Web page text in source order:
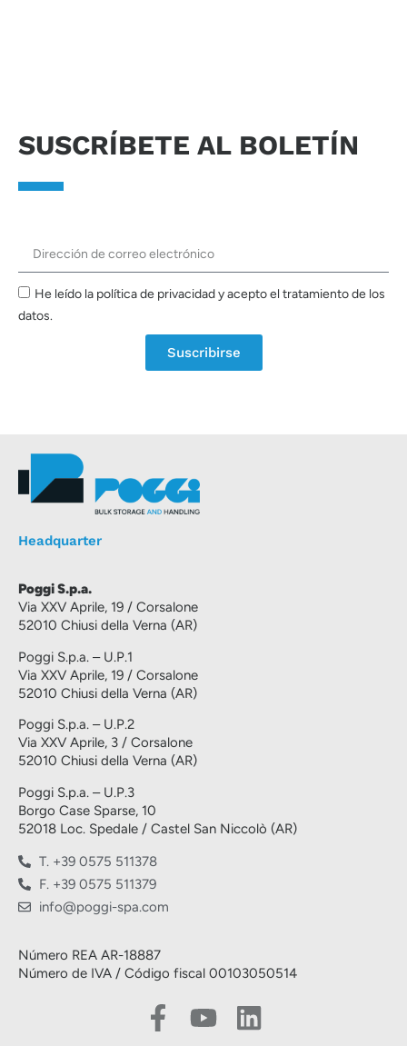
SUSCRÍBETE AL BOLETÍN
He leído la política de privacidad y acepto el tratamiento de los
datos.
Suscribirse
Headquarter
Poggi S.p.a.
Via XXV Aprile, 19 / Corsalone
52010 Chiusi della Verna (AR)
Poggi S.p.a. – U.P.1
Via XXV Aprile, 19 / Corsalone
52010 Chiusi della Verna (AR)
Poggi S.p.a. – U.P.2
Via XXV Aprile, 3 / Corsalone
52010 Chiusi della Verna (AR)
Poggi S.p.a. – U.P.3
Borgo Case Sparse, 10
52018 Loc. Spedale / Castel San Niccolò (AR)
T. +39 0575 511378
F. +39 0575 511379
info@poggi-spa.com
Número REA AR-18887
Número de IVA / Código fiscal 00103050514